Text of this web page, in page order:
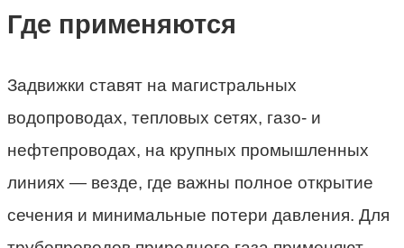
Где применяются
Задвижки ставят на магистральных
водопроводах, тепловых сетях, газо- и
нефтепроводах, на крупных промышленных
линиях — везде, где важны полное открытие
сечения и минимальные потери давления. Для